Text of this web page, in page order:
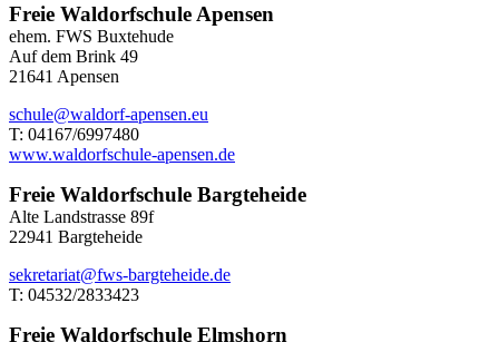
Freie Waldorfschule Apensen
ehem. FWS Buxtehude
Auf dem Brink 49
21641 Apensen
schule@waldorf-apensen.eu
T: 04167/6997480
www.waldorfschule-apensen.de
Freie Waldorfschule Bargteheide
Alte Landstrasse 89f
22941 Bargteheide
sekretariat@fws-bargteheide.de
T: 04532/2833423
Freie Waldorfschule Elmshorn